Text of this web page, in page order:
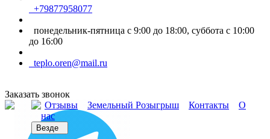
+79877958077
понедельник-пятница с 9:00 до 18:00, суббота с 10:00
до 16:00
teplo.oren@mail.ru
Заказать звонок
Отзывы
Земельный Розыгрыш Контакты
О
нас
Везде